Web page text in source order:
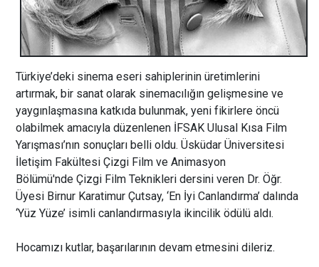
Türkiye’deki sinema eseri sahiplerinin üretimlerini
artırmak, bir sanat olarak sinemacılığın gelişmesine ve
yaygınlaşmasına katkıda bulunmak, yeni fikirlere öncü
olabilmek amacıyla düzenlenen İFSAK Ulusal Kısa Film
Yarışması’nın sonuçları belli oldu. Üsküdar Üniversitesi
İletişim Fakültesi Çizgi Film ve Animasyon
Bölümü'ndeÇizgi Film Teknikleridersini veren Dr. Öğr.
Üyesi Birnur Karatimur Çutsay,‘En İyi Canlandırma’ dalında
‘Yüz Yüze’ isimli canlandırmasıyla ikincilik ödülü aldı.
Hocamızı kutlar, başarılarının devam etmesini dileriz.